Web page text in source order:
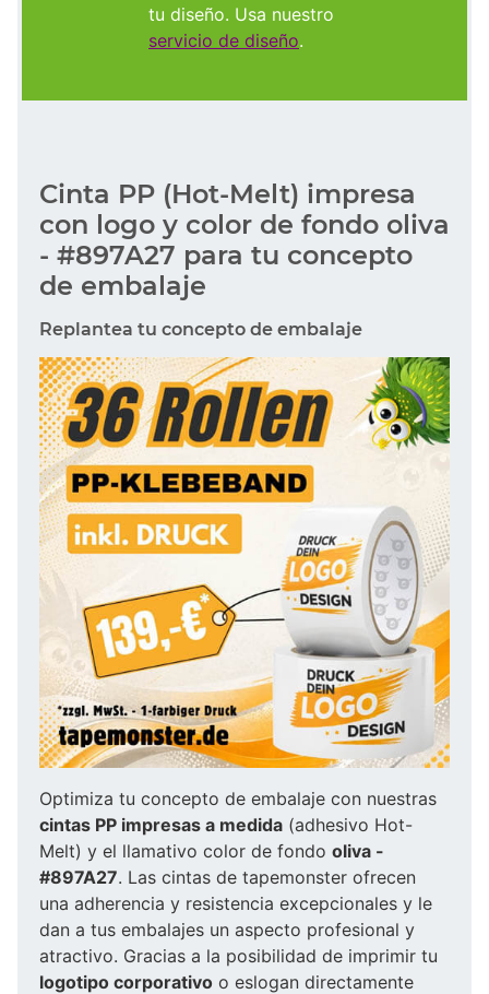
tu diseño. Usa nuestro
servicio de diseño.
Cinta PP (Hot-Melt) impresa
con logo y color de fondo oliva
- #897A27 para tu concepto
de embalaje
Replantea tu concepto de embalaje
Optimiza tu concepto de embalaje con nuestras
cintas PP impresas a medida (adhesivo Hot-
Melt) y el llamativo color de fondo oliva -
#897A27. Las cintas de tapemonster ofrecen
una adherencia y resistencia excepcionales y le
dan a tus embalajes un aspecto profesional y
atractivo. Gracias a la posibilidad de imprimir tu
logotipo corporativo o eslogan directamente